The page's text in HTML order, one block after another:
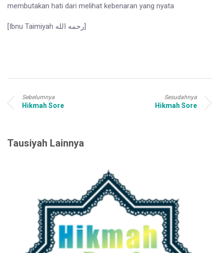
membutakan hati dari melihat kebenaran yang nyata
[Ibnu Taimiyah رحمه الله]
Sebelumnya
Hikmah Sore
Sesudahnya
Hikmah Sore
Tausiyah Lainnya